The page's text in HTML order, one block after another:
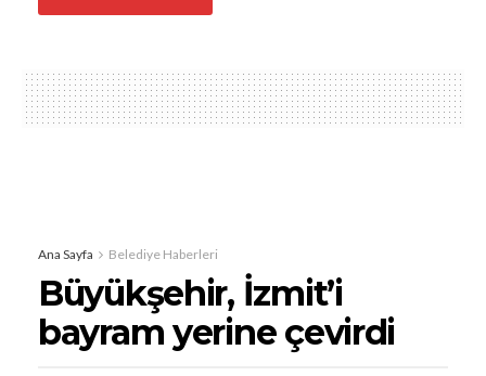
Ana Sayfa Belediye Haberleri
Büyükşehir, İzmit’i
bayram yerine çevirdi